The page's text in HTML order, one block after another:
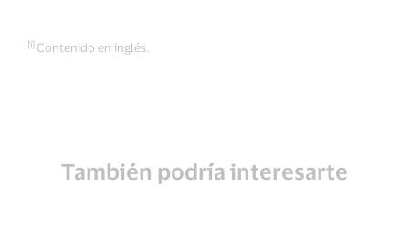
[i] Contenido en inglés.
También podría interesarte